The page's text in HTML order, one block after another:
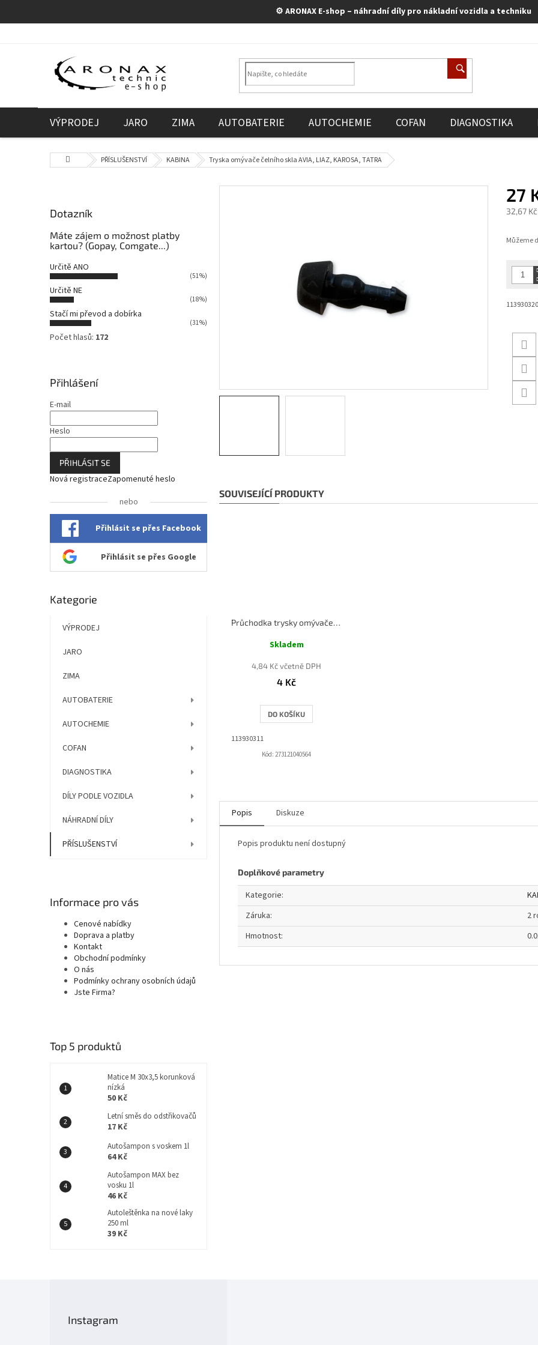
⚙️ ARONAX E-shop – náhradní díly pro nákladní vozidla a techniku
VÝPRODEJ JARO ZIMA AUTOBATERIE AUTOCHEMIE COFAN DIAGNOSTIKA
Domů PŘÍSLUŠENSTVÍ KABINA Tryska omývače čelního skla AVIA, LIAZ, KAROSA, TATRA
s
t
r
n
n
í
p
a
n
Dotazník
Máte zájem o možnost platby
kartou? (Gopay, Comgate...)
Určitě ANO
(51%)
Určitě NE
(18%)
Stačí mi převod a dobírka
(31%)
Počet hlasů: 172
Přihlášení
E-mail
Heslo
PŘIHLÁSIT SE
Nová registraceZapomenuté heslo
nebo
Přihlásit se přes Facebook
Přihlásit se přes Google
Přeskočit
Kategorie
VÝPRODEJ
JARO
ZIMA
AUTOBATERIE
AUTOCHEMIE
COFAN
DIAGNOSTIKA
DÍLY PODLE VOZIDLA
NÁHRADNÍ DÍLY
PŘÍSLUŠENSTVÍ
Informace pro vás
Cenové nabídky
Doprava a platby
Kontakt
Obchodní podmínky
O nás
Podmínky ochrany osobních údajů
Jste Firma?
Top 5 produktů
Matice M 30x3,5 korunková
nízká
50 Kč
Letní směs do odstřikovačů
17 Kč
Autošampon s voskem 1l
64 Kč
Autošampon MAX bez
vosku 1l
46 Kč
Autoleštěnka na nové laky
250 ml
39 Kč
27
32,67
cena:
Můžeme
113930320
SOUVISEJÍCÍ PRODUKTY
Průchodka trysky omývače čelního skla
Skladem
4,84 Kč včetně DPH
4 Kč
DO KOŠÍKU
113930311
Kód: 273121040564
Popis Diskuze
Popis produktu není dostupný
Doplňkové parametry
Kategorie:
Záruka:
2
Hmotnost:
Instagram